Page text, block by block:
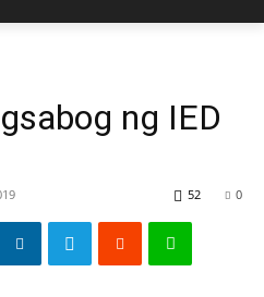
ng IED
0
52